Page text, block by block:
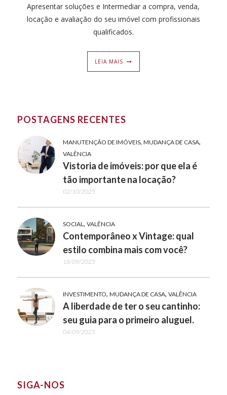
Apresentar soluções e Intermediar a compra, venda,
locação e avaliação do seu imóvel com profissionais
qualificados.
LEIA MAIS
POSTAGENS RECENTES
MANUTENÇÃO DE IMÓVEIS, MUDANÇA DE CASA,
VALÊNCIA
Vistoria de imóveis: por que ela é
tão importante na locação?
02/10/2025
SOCIAL, VALÊNCIA
Contemporâneo x Vintage: qual
estilo combina mais com você?
18/09/2025
INVESTIMENTO, MUDANÇA DE CASA, VALÊNCIA
A liberdade de ter o seu cantinho:
seu guia para o primeiro aluguel.
04/09/2025
SIGA-NOS